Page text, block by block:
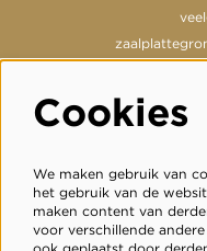
meld je
Cookies
We maken gebruik van
het gebruik van de
maken content van
voor verschillende